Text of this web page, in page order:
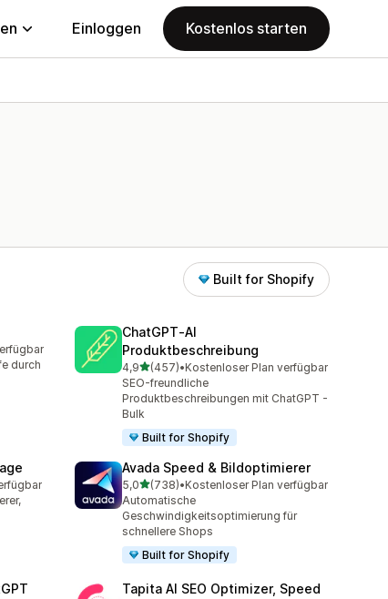
Einloggen Kostenlos starten
Built for Shopify
durch
ChatGPT‑AI
Produktbeschreibung
4,9von 5 Sternen
(457)
457 Rezensionen insgesamt
•Kostenloser Plan verfügbar
SEO-freundliche
Produktbeschreibungen mit ChatGPT -
Bulk
Built for Shopify
Avada Speed & Bildoptimierer
5,0von 5 Sternen
(738)
738 Rezensionen insgesamt
•Kostenloser Plan verfügbar
Automatische
Geschwindigkeitsoptimierung für
schnellere Shops
Built for Shopify
Tapita AI SEO Optimizer, Speed